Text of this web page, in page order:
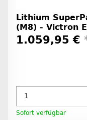
Lithium
(M8) - Victron
1.059,95 €
Sofort verfügbar